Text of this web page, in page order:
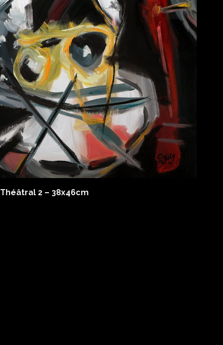
Théâtral 2 – 38x46cm